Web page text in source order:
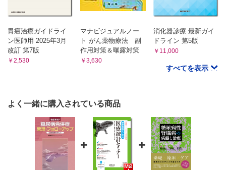
胃癌治療ガイドライ
ン医師用 2025年3月
改訂 第7版
￥2,530
マナビジュアルノー
ト がん薬物療法 副
作用対策＆曝露対策
￥3,630
消化器診療 最新ガイ
ドライン 第5版
￥11,000
すべてを表示
よく一緒に購入されている商品
+ +